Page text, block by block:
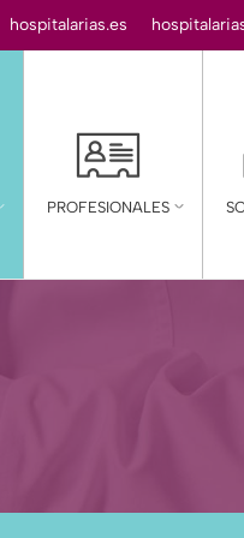
hospitalarias.es
PROFESIONALES